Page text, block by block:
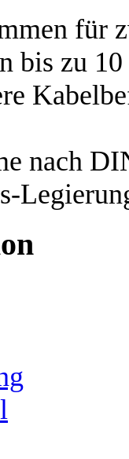
für
bis zu
nach